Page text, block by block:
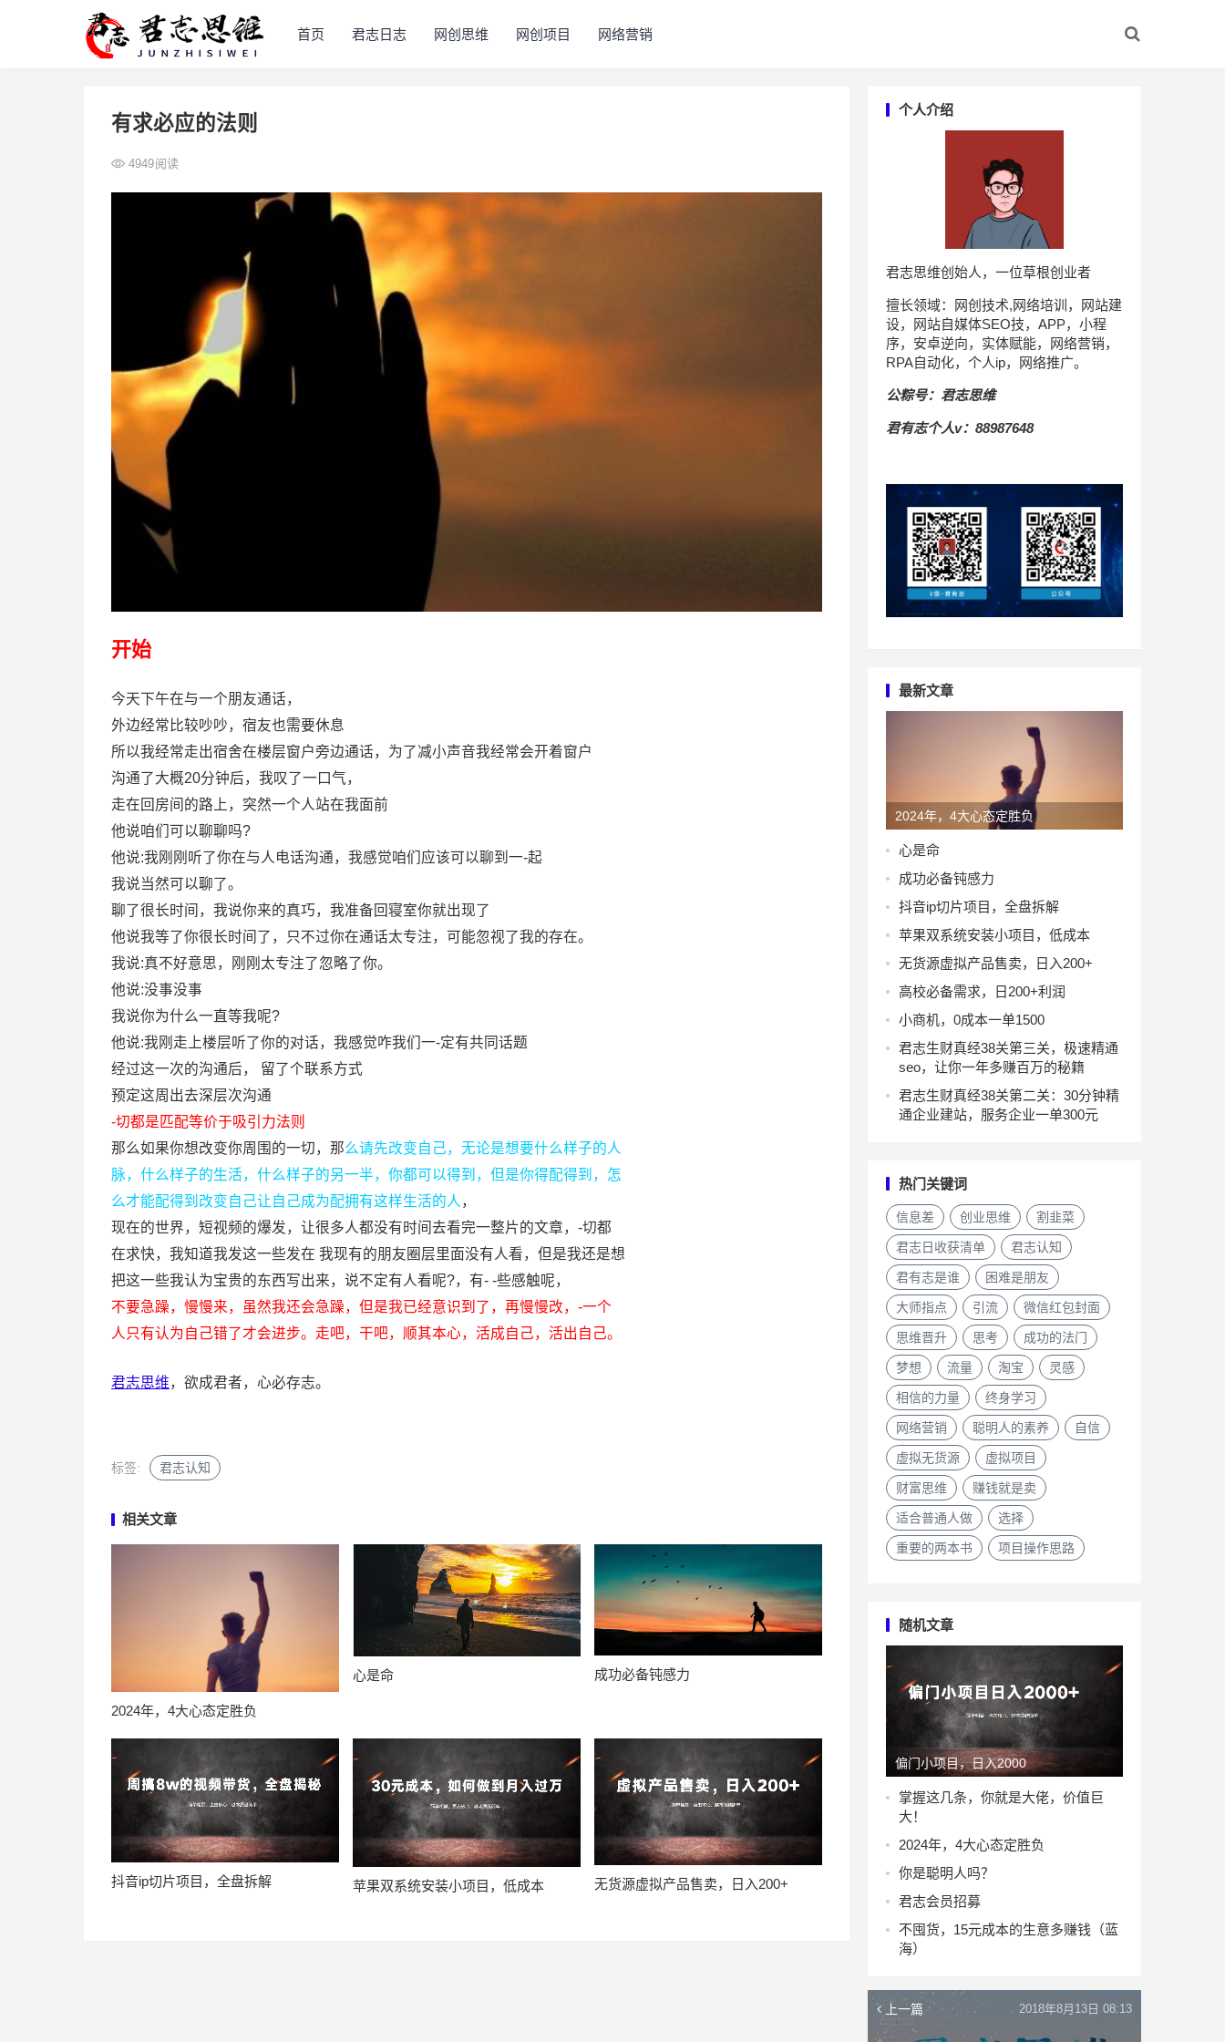
首页 君志日志 网创思维 网创项目 网络营销
有求必应的法则
4949阅读
开始
今天下午在与一个朋友通话，
外边经常比较吵吵，宿友也需要休息
所以我经常走出宿舍在楼层窗户旁边通话，为了减小声音我经常会开着窗户
沟通了大概20分钟后，我叹了一口气，
走在回房间的路上，突然一个人站在我面前
他说咱们可以聊聊吗?
他说:我刚刚听了你在与人电话沟通，我感觉咱们应该可以聊到一-起
我说当然可以聊了。
聊了很长时间，我说你来的真巧，我准备回寝室你就出现了
他说我等了你很长时间了，只不过你在通话太专注，可能忽视了我的存在。
我说:真不好意思，刚刚太专注了忽略了你。
他说:没事没事
我说你为什么一直等我呢?
他说:我刚走上楼层听了你的对话，我感觉咋我们一-定有共同话题
经过这一次的沟通后， 留了个联系方式
预定这周出去深层次沟通
-切都是匹配等价于吸引力法则
那么如果你想改变你周围的一切，那么请先改变自己，无论是想要什么样子的人
脉，什么样子的生活，什么样子的另一半，你都可以得到，但是你得配得到，怎
么才能配得到改变自己让自己成为配拥有这样生活的人 ，
现在的世界，短视频的爆发，让很多人都没有时间去看完一整片的文章，-切都
在求快，我知道我发这一些发在 我现有的朋友圈层里面没有人看，但是我还是想
把这一些我认为宝贵的东西写出来，说不定有人看呢?，有- -些感触呢，
不要急躁，慢慢来，虽然我还会急躁，但是我已经意识到了，再慢慢改，-一个
人只有认为自己错了才会进步。走吧，干吧，顺其本心，活成自己，活出自己。
君志思维，欲成君者，心必存志。
标签: 君志认知
相关文章
2024年，4大心态定胜负
心是命 成功必备钝感力
抖音ip切片项目，全盘拆解 苹果双系统安装小项目，低成本 无货源虚拟产品售卖，日入200+
个人介绍
君志思维创始人，一位草根创业者
擅长领域：网创技术,网络培训，网站建
设，网站自媒体SEO技，APP，小程
序，安卓逆向，实体赋能，网络营销，
RPA自动化，个人ip，网络推广。
公粽号：君志思维
君有志个人v：88987648
最新文章
2024年，4大心态定胜负
心是命
成功必备钝感力
抖音ip切片项目，全盘拆解
苹果双系统安装小项目，低成本
无货源虚拟产品售卖，日入200+
高校必备需求，日200+利润
小商机，0成本一单1500
君志生财真经38关第三关，极速精通
seo，让你一年多赚百万的秘籍
君志生财真经38关第二关：30分钟精
通企业建站，服务企业一单300元
热门关键词
信息差 创业思维 割韭菜
君志日收获清单 君志认知
君有志是谁 困难是朋友
大师指点 引流 微信红包封面
思维晋升 思考 成功的法门
梦想 流量 淘宝 灵感
相信的力量 终身学习
网络营销 聪明人的素养 自信
虚拟无货源 虚拟项目
财富思维 赚钱就是卖
适合普通人做 选择
重要的两本书 项目操作思路
随机文章
偏门小项目，日入2000
掌握这几条，你就是大佬，价值巨
大！
2024年，4大心态定胜负
你是聪明人吗？
君志会员招募
不囤货，15元成本的生意多赚钱（蓝
海）
上一篇 2018年8月13日 08:13